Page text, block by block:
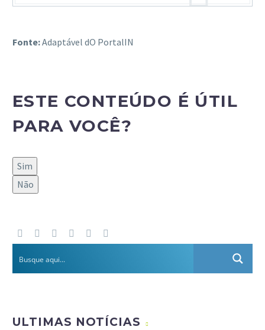
Fonte:Adaptável dO PortalIN
ESTE CONTEÚDO É ÚTIL
PARA VOCÊ?
Sim
Não
ULTIMAS NOTÍCIAS